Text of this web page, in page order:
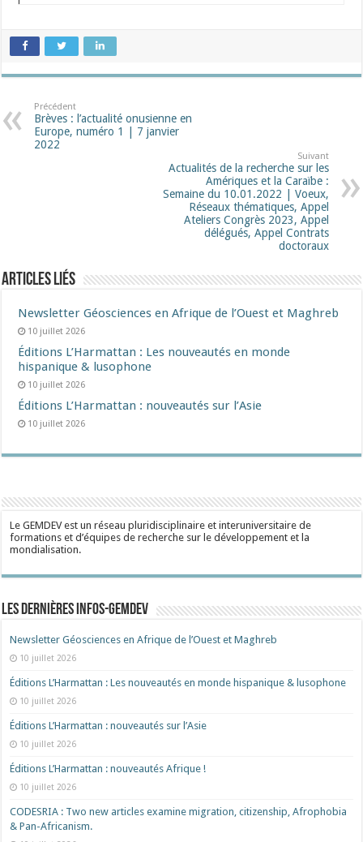
Précédent
Brèves : l’actualité onusienne en
Europe, numéro 1 | 7 janvier
2022
Suivant
Actualités de la recherche sur les
Amériques et la Caraïbe :
Semaine du 10.01.2022 | Voeux,
Réseaux thématiques, Appel
Ateliers Congrès 2023, Appel
délégués, Appel Contrats
doctoraux
Articles liés
Newsletter Géosciences en Afrique de l’Ouest et Maghreb
10 juillet 2026
Éditions L’Harmattan : Les nouveautés en monde
hispanique & lusophone
10 juillet 2026
Éditions L’Harmattan : nouveautés sur l’Asie
10 juillet 2026
Le GEMDEV est un réseau pluridisciplinaire et interuniversitaire de
formations et d’équipes de recherche sur le développement et la
mondialisation.
Les dernières Infos-Gemdev
Newsletter Géosciences en Afrique de l’Ouest et Maghreb
10 juillet 2026
Éditions L’Harmattan : Les nouveautés en monde hispanique & lusophone
10 juillet 2026
Éditions L’Harmattan : nouveautés sur l’Asie
10 juillet 2026
Éditions L’Harmattan : nouveautés Afrique !​
10 juillet 2026
CODESRIA : Two new articles examine migration, citizenship, Afrophobia
& Pan-Africanism.